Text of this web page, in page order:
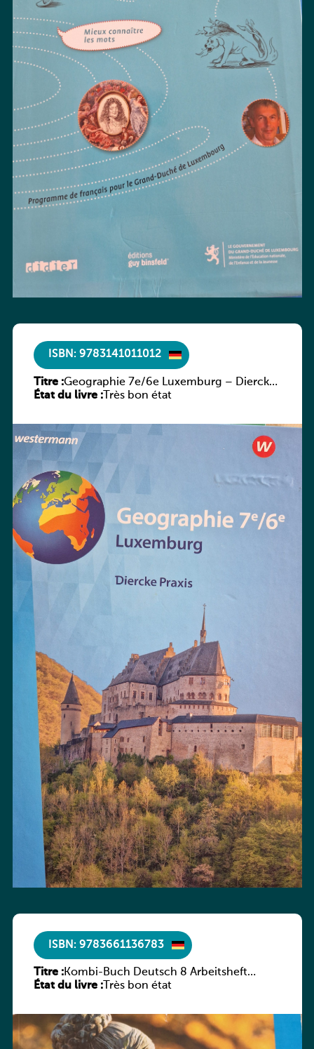
ISBN: 9783141011012
Titre :Geographie 7e/6e Luxemburg – Diercke
Praxis
État du livre :Très bon état
ISBN: 9783661136783
Titre :Kombi-Buch Deutsch 8 Arbeitsheft
(Neue Ausgabe Luxemburg)
État du livre :Très bon état